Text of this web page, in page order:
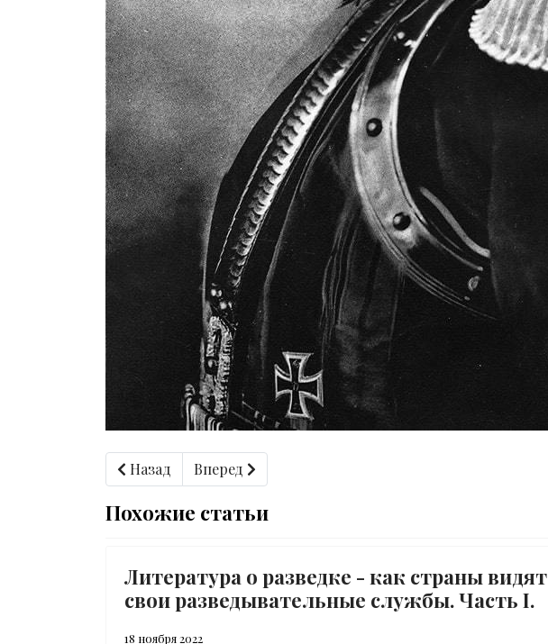
Предыдущий: Как предотвратить хакерские атаки?
Назад Следующий: Кто контролирует мысли людей?
Вперед
Похожие статьи
Литература о разведке - как страны видят
свои разведывательные службы. Часть I.
18 ноября 2022